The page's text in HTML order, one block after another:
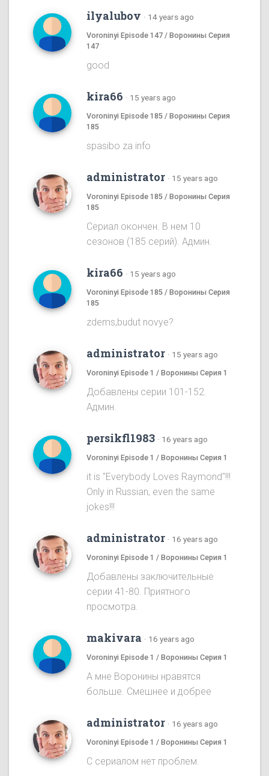
ilyalubov · 14 years ago
Voroninyi Episode 147 / Воронины Серия
147
good
kira66 · 15 years ago
Voroninyi Episode 185 / Воронины Серия
185
spasibo za info
administrator · 15 years ago
Voroninyi Episode 185 / Воронины Серия
185
Сериал окончен. В нем 10
сезонов (185 серий). Админ.
kira66 · 15 years ago
Voroninyi Episode 185 / Воронины Серия
185
zdems,budut novye?
administrator · 15 years ago
Voroninyi Episode 1 / Воронины Серия 1
Добавлены серии 101-152.
Админ.
persikfl1983 · 16 years ago
Voroninyi Episode 1 / Воронины Серия 1
it is "Everybody Loves Raymond"!!!
Only in Russian, even the same
jokes!!!
administrator · 16 years ago
Voroninyi Episode 1 / Воронины Серия 1
Добавлены заключительные
серии 41-80. Приятного
просмотра.
makivara · 16 years ago
Voroninyi Episode 1 / Воронины Серия 1
А мне Воронины нравятся
больше. Смешнее и добрее
administrator · 16 years ago
Voroninyi Episode 1 / Воронины Серия 1
С сериалом нет проблем.